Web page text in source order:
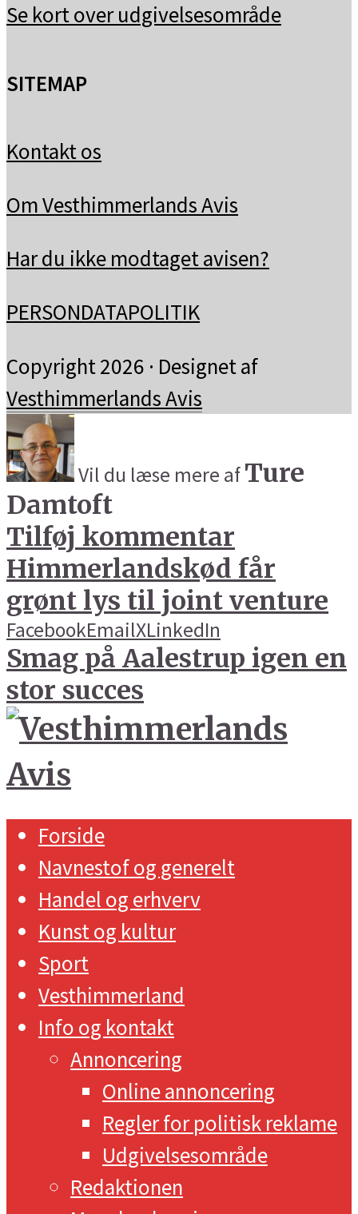
Se kort over udgivelsesområde
SITEMAP
Kontakt os
Om Vesthimmerlands Avis
Har du ikke modtaget avisen?
PERSONDATAPOLITIK
Copyright 2026 · Designet af
Vesthimmerlands Avis
Vil du læse mere afTure
Damtoft
Tilføj kommentar
Himmerlandskød får
grønt lys til joint venture
FacebookEmailXLinkedIn
Smag på Aalestrup igen en
stor succes
Forside
Navnestof og generelt
Handel og erhverv
Kunst og kultur
Sport
Vesthimmerland
Info og kontakt
Annoncering
Online annoncering
Regler for politisk reklame
Udgivelsesområde
Redaktionen